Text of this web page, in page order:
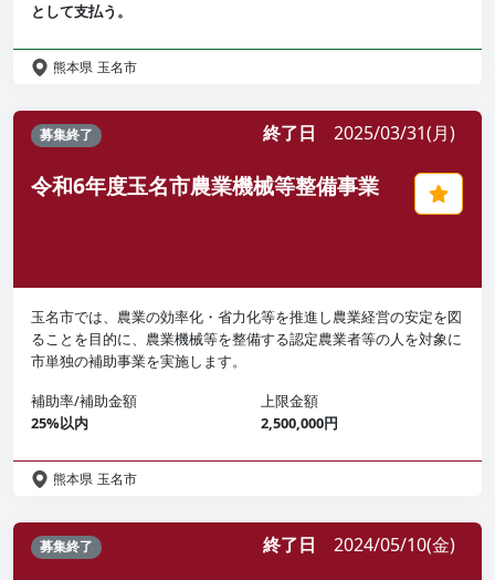
として支払う。
熊本県 玉名市
募集終了 終了日 2025/03/31(月)
令和6年度玉名市農業機械等整備事業
玉名市では、農業の効率化・省力化等を推進し農業経営の安定を図
ることを目的に、農業機械等を整備する認定農業者等の人を対象に
市単独の補助事業を実施します。
補助率/補助金額
25%以内
上限金額
2,500,000円
熊本県 玉名市
募集終了 終了日 2024/05/10(金)